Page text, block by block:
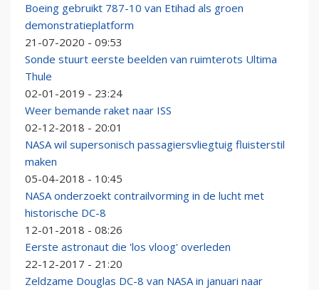
Boeing gebruikt 787-10 van Etihad als groen
demonstratieplatform
21-07-2020 - 09:53
Sonde stuurt eerste beelden van ruimterots Ultima
Thule
02-01-2019 - 23:24
Weer bemande raket naar ISS
02-12-2018 - 20:01
NASA wil supersonisch passagiersvliegtuig fluisterstil
maken
05-04-2018 - 10:45
NASA onderzoekt contrailvorming in de lucht met
historische DC-8
12-01-2018 - 08:26
Eerste astronaut die 'los vloog' overleden
22-12-2017 - 21:20
Zeldzame Douglas DC-8 van NASA in januari naar